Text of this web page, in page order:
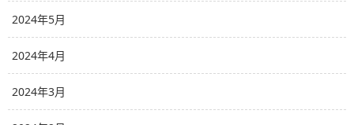
2024年5月
2024年4月
2024年3月